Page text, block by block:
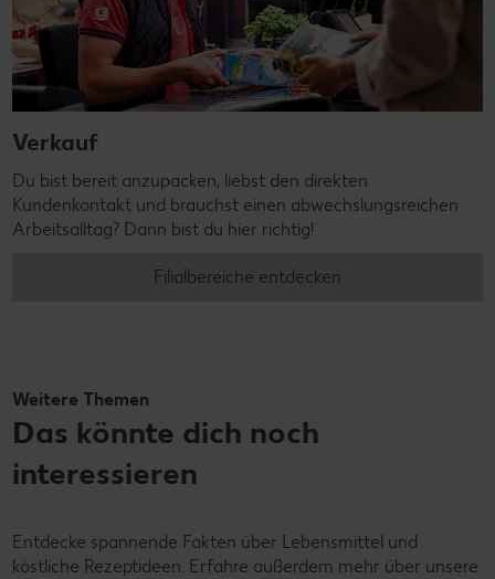
Verkauf
Du bist bereit anzupacken, liebst den direkten
Kundenkontakt und brauchst einen abwechslungsreichen
Arbeitsalltag? Dann bist du hier richtig!
Filialbereiche entdecken
Weitere Themen
Das könnte dich noch
interessieren
Entdecke spannende Fakten über Lebensmittel und
köstliche Rezeptideen. Erfahre außerdem mehr über unsere